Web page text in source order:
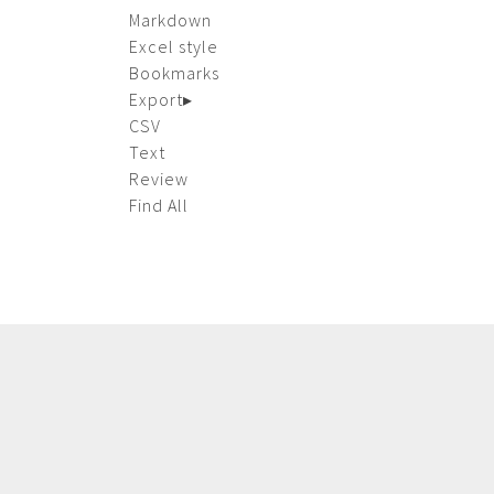
Markdown
Excel style
Bookmarks
Export▸
CSV
Text
Review
Find All